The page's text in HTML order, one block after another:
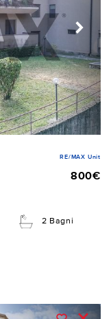
RE/MAX Unit
800€
2 Bagni